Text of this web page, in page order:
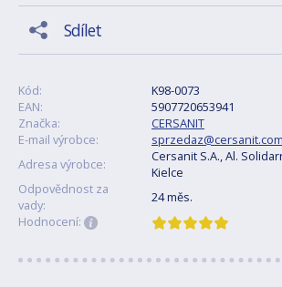
Sdílet
Kód:
K98-0073
EAN:
5907720653941
Značka:
CERSANIT
E-mail výrobce:
sprzedaz@cersanit.com
Adresa výrobce:
Cersanit S.A., Al.
Kielce
Odpovědnost za
vady:
24 měs.
Hodnocení: